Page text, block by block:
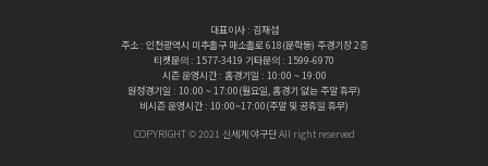
대표이사 : 김재섭
주소 : 인천광역시 미추홀구 매소홀로 618(문학동) 주경기장 2층
티켓문의 : 1577-3419 기타문의 : 1599-6970
시즌 운영시간 : 홈경기일 : 10:00 ~ 19:00
원정경기일 : 10:00 ~ 17:00(월요일, 홈경기 없는 주말 휴무)
비시즌 운영시간 : 10:00~17:00(주말 및 공휴일 휴무)
COPYRIGHT © 2021 신세계 야구단 AII right reserved